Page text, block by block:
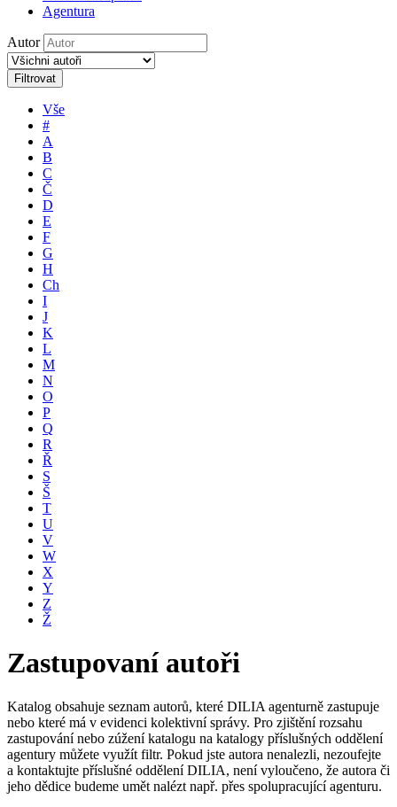
Agentura
Autor
Filtrovat
Vše
#
A
B
C
Č
D
E
F
G
H
Ch
I
J
K
L
M
N
O
P
Q
R
Ř
S
Š
T
U
V
W
X
Y
Z
Ž
Zastupovaní autoři
Katalog obsahuje seznam autorů, které DILIA agenturně zastupuje
nebo které má v evidenci kolektivní správy. Pro zjištění rozsahu
zastupování nebo zúžení katalogu na katalogy příslušných oddělení
agentury můžete využít filtr. Pokud jste autora nenalezli, nezoufejte
a kontaktujte příslušné oddělení DILIA, není vyloučeno, že autora či
jeho dědice budeme umět nalézt např. přes spolupracující agenturu.